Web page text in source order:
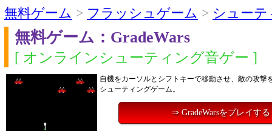
無料ゲーム > フラッシュゲーム > シューテ
無料ゲーム：GradeWars
[ オンラインシューティング音ゲー ]
自機をカーソルとシフトキーで移動させ、敵の攻撃
シューティングゲーム。
⇒ GradeWarsをプレイする